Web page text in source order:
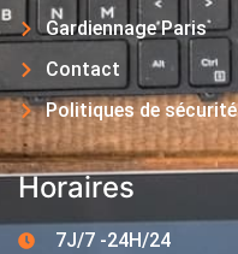
Gardiennage Paris
Contact
Politiques de sécurité
Horaires
7J/7 -24H/24